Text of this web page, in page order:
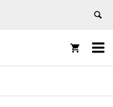

